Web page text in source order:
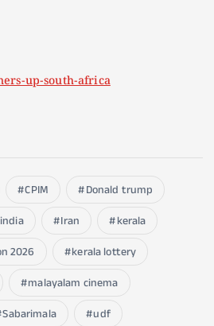
up-south-africa
CPIM
Donald trump
india Iran
kerala
2026
kerala lottery
malayalam cinema
Sabarimala udf